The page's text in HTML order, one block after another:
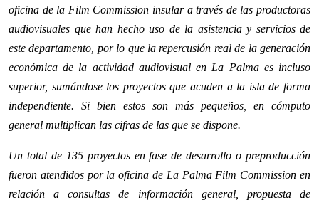
oficina de la Film Commission insular a través de las productoras
audiovisuales que han hecho uso de la asistencia y servicios de
este departamento, por lo que la repercusión real de la generación
económica de la actividad audiovisual en La Palma es incluso
superior, sumándose los proyectos que acuden a la isla de forma
independiente. Si bien estos son más pequeños, en cómputo
general multiplican las cifras de las que se dispone.
Un total de 135 proyectos en fase de desarrollo o preproducción
fueron atendidos por la oficina de La Palma Film Commission en
relación a consultas de información general, propuesta de